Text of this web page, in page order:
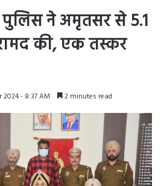
ने अमृतसर से 5.1
की, एक तस्कर
2024 - 8:37 AM 2 minutes read